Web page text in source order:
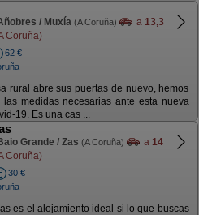
/ Muxía (A Coruña) a 13,3
Coruña)
62 €
rural abre sus puertas de nuevo, hemos
las medidas necesarias ante esta nueva
19. Es una cas ...
Grande / Zas (A Coruña) a 14
Coruña)
30 €
es el alojamiento ideal si lo que buscas